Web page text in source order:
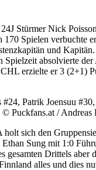
Stürmer Nick
Spielen verbuchte
und
Spielzeit absolvierte
erzielte er 3 (2+1)
Patrik Joensuu
Puckfans.at / Andreas
holt sich den
Sung mit 1:0
gesamten Drittels
alles und dies